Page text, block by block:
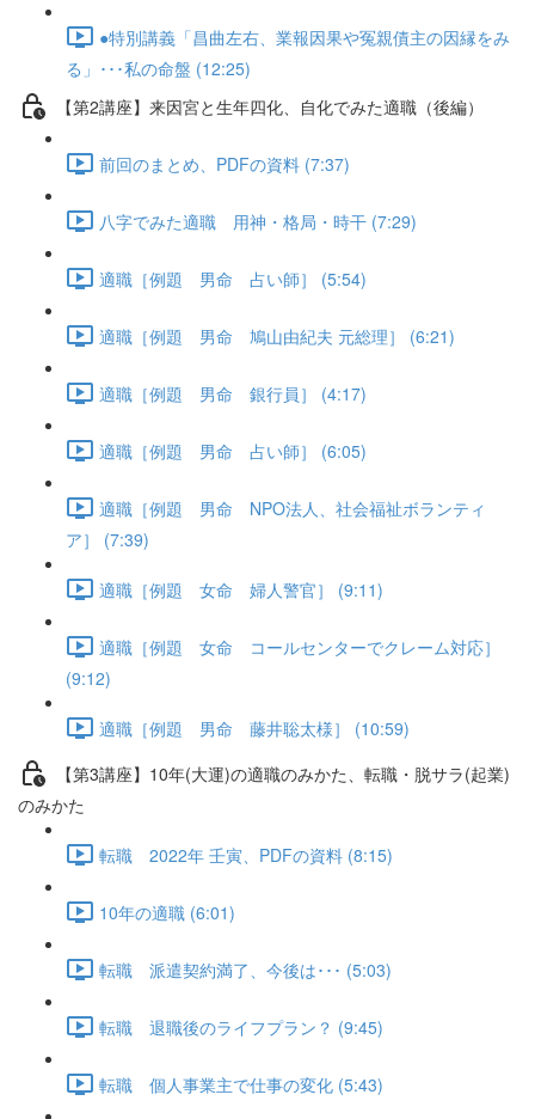
●特別講義「昌曲左右、業報因果や冤親債主の因縁をみ
る」･･･私の命盤 (12:25)
【第2講座】来因宮と生年四化、自化でみた適職（後編）
前回のまとめ、PDFの資料 (7:37)
八字でみた適職 用神・格局・時干 (7:29)
適職［例題 男命 占い師］ (5:54)
適職［例題 男命 鳩山由紀夫 元総理］ (6:21)
適職［例題 男命 銀行員］ (4:17)
適職［例題 男命 占い師］ (6:05)
適職［例題 男命 NPO法人、社会福祉ボランティ
ア］ (7:39)
適職［例題 女命 婦人警官］ (9:11)
適職［例題 女命 コールセンターでクレーム対応］
(9:12)
適職［例題 男命 藤井聡太様］ (10:59)
【第3講座】10年(大運)の適職のみかた、転職・脱サラ(起業)
のみかた
転職 2022年 壬寅、PDFの資料 (8:15)
10年の適職 (6:01)
転職 派遣契約満了、今後は･･･ (5:03)
転職 退職後のライフプラン？ (9:45)
転職 個人事業主で仕事の変化 (5:43)